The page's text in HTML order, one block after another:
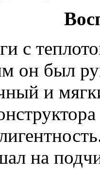
с
он был
и
на